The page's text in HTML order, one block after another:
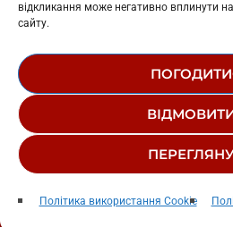
відкликання може негативно вплинути
сайту.
Політика використання Cookie
play_arrow Радіо Західний Полюс
© 1995-2026 РК «ЗАХІДНИЙ
РЕДАКЦІЙНИЙ СТАТУТ
СТРУКТУРА ВЛАСНОСТІ